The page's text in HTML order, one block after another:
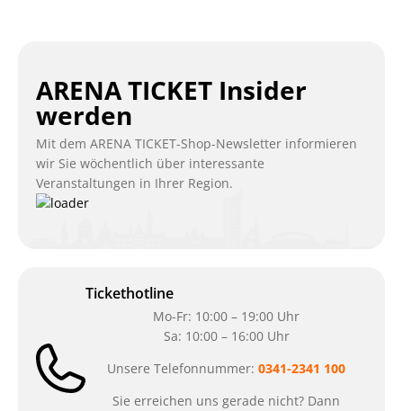
ARENA TICKET Insider
werden
Mit dem ARENA TICKET-Shop-Newsletter informieren
wir Sie wöchentlich über interessante
Veranstaltungen in Ihrer Region.
Tickethotline
Mo-Fr: 10:00 – 19:00 Uhr
Sa: 10:00 – 16:00 Uhr
Unsere Telefonnummer: 0341-2341 100
Sie erreichen uns gerade nicht? Dann